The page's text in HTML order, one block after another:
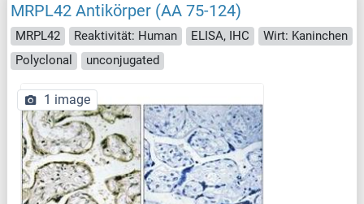
MRPL42 Antikörper (AA 75-124)
MRPL42 Reaktivität: Human ELISA, IHC
Wirt: Kaninchen
Polyclonal
unconjugated
1 image